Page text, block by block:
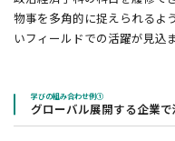
物事を多角的に捉えられるよ
いフィールドでの活躍が見込
学びの組み合わせ例①
グローバル展開する企業